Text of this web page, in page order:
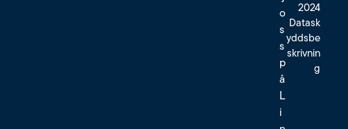
o
s
s
p
å
L
i
2024
Datask
yddsbe
skrivnin
g